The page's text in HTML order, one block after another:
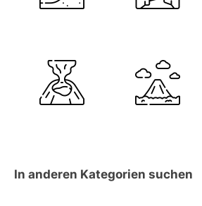
In anderen Kategorien suchen